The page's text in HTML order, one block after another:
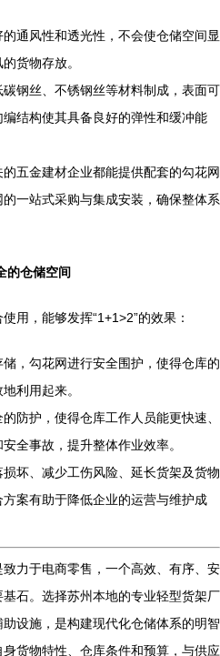
的通风性和透光性，不会使仓储空间显
货物存放。
碳钢丝、不锈钢丝等材料制成，表面可
结构使其具备良好的弹性和缓冲能
五金建材企业都能提供配套的勾花网
一站式采购与集成安装，确保整体系
的仓储空间
用，能够发挥“1+1>2”的效果：
储，勾花网进行安全围护，使得仓库的
利用起来。
防护，使得仓库工作人员能更快速、
全事故，提升整体作业效率。
坏、减少工伤风险、延长货架及货物
案有助于降低企业的运营与维护成
力于电商零售，一个高效、有序、安
石。选择苏州本地的专业轻型货架厂
设施，是构建现代化仓储体系的明智
货物特性、仓库条件和预算，与供应